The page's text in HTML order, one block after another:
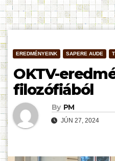
EREDMÉNYEINK SAPERE AUDE
OKTV-
filozófiából
By PM
JÚN 27, 2024